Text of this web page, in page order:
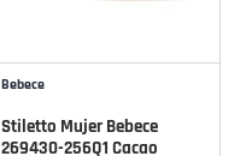
Bebece
Stiletto Mujer Bebece
269430-256Q1 Cacao